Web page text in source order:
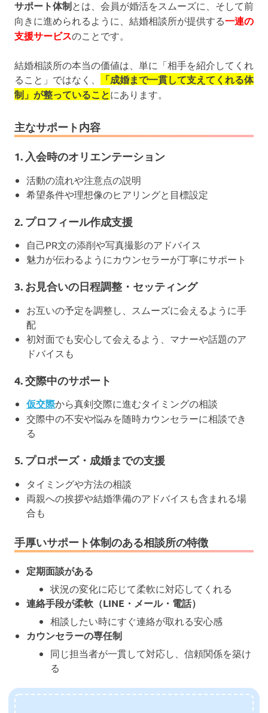
サポート体制とは、会員が婚活をスムーズに、そして前
向きに進められるように、結婚相談所が提供する一連の
支援サービスのことです。
結婚相談所の本当の価値は、単に「相手を紹介してくれ
ること」ではなく、
「成婚まで一貫して支えてくれる体
制」が整っていることにあります。
主なサポート内容
1. 入会時のオリエンテーション
活動の流れや注意点の説明
希望条件や理想像のヒアリングと目標設定
2. プロフィール作成支援
自己PR文の添削や写真撮影のアドバイス
魅力が伝わるようにカウンセラーが丁寧にサポート
3. お見合いの日程調整・セッティング
お互いの予定を調整し、スムーズに会えるように手
配
初対面でも安心して会えるよう、マナーや話題のア
ドバイスも
4.交際中のサポート
仮交際から真剣交際に進むタイミングの相談
交際中の不安や悩みを随時カウンセラーに相談でき
る
5. プロポーズ・成婚までの支援
タイミングや方法の相談
両親への挨拶や結婚準備のアドバイスも含まれる場
合も
手厚いサポート体制のある相談所の特徴
定期面談がある
状況の変化に応じて柔軟に対応してくれる
連絡手段が柔軟（LINE・メール・電話）
相談したい時にすぐ連絡が取れる安心感
カウンセラーの専任制
同じ担当者が一貫して対応し、信頼関係を築け
る